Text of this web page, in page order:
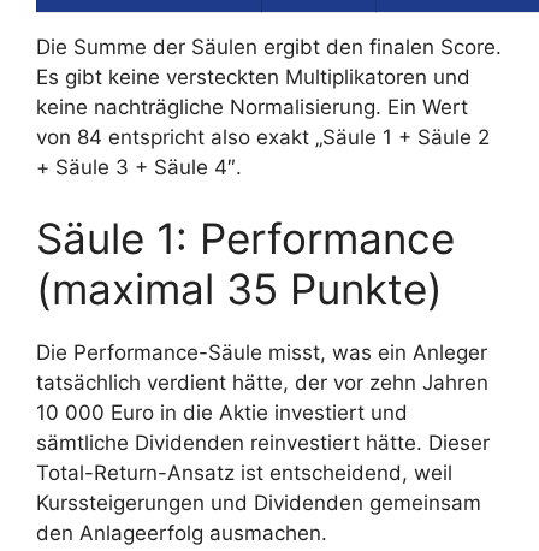
Die Summe der Säulen ergibt den finalen Score.
Es gibt keine versteckten Multiplikatoren und
keine nachträgliche Normalisierung. Ein Wert
von 84 entspricht also exakt „Säule 1 + Säule 2
+ Säule 3 + Säule 4″.
Säule 1: Performance
(maximal 35 Punkte)
Die Performance-Säule misst, was ein Anleger
tatsächlich verdient hätte, der vor zehn Jahren
10 000 Euro in die Aktie investiert und
sämtliche Dividenden reinvestiert hätte. Dieser
Total-Return-Ansatz ist entscheidend, weil
Kurssteigerungen und Dividenden gemeinsam
den Anlageerfolg ausmachen.